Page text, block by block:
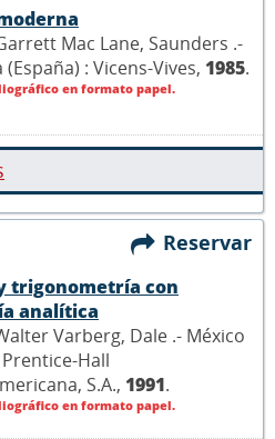
Mac Lane, Saunders .-
: Vicens-Vives, 1985.
en formato papel.
Reservar
trigonometría con
analítica
Varberg, Dale .- México
Hall
S.A., 1991.
en formato papel.